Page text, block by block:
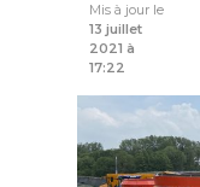
Mis à jour le
13 juillet
2021 à
17:22